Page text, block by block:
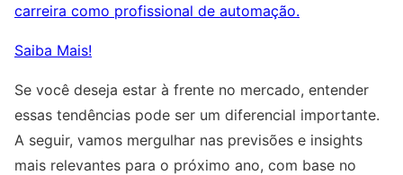
carreira como profissional de automação.
Saiba Mais!
Se você deseja estar à frente no mercado, entender
essas tendências pode ser um diferencial importante.
A seguir, vamos mergulhar nas previsões e insights
mais relevantes para o próximo ano, com base no